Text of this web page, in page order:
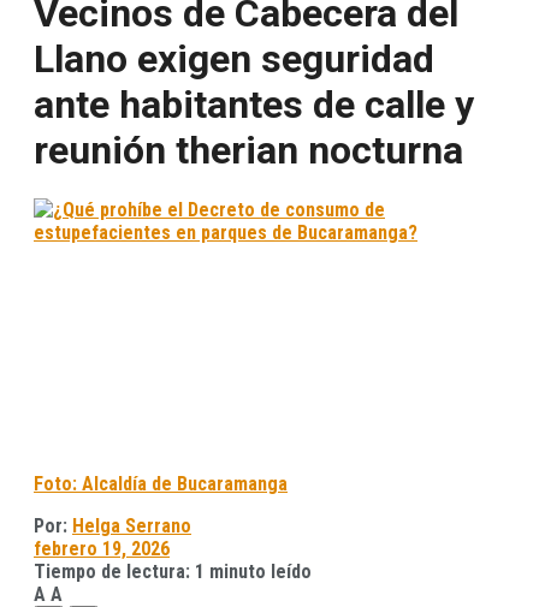
Vecinos de Cabecera del
Llano exigen seguridad
ante habitantes de calle y
reunión therian nocturna
Foto: Alcaldía de Bucaramanga
Por: Helga Serrano
febrero 19, 2026
Tiempo de lectura: 1 minuto leído
A A